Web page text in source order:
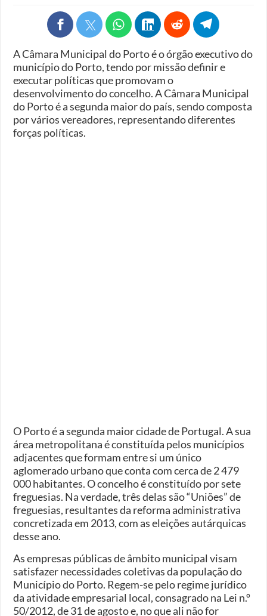
A Câmara Municipal do Porto é o órgão executivo do
município do Porto, tendo por missão definir e
executar políticas que promovam o
desenvolvimento do concelho. A Câmara Municipal
do Porto é a segunda maior do país, sendo composta
por vários vereadores, representando diferentes
forças políticas.
O Porto é a segunda maior cidade de Portugal. A sua
área metropolitana é constituída pelos municípios
adjacentes que formam entre si um único
aglomerado urbano que conta com cerca de 2 479
000 habitantes. O concelho é constituído por sete
freguesias. Na verdade, três delas são “Uniões” de
freguesias, resultantes da reforma administrativa
concretizada em 2013, com as eleições autárquicas
desse ano.
As empresas públicas de âmbito municipal visam
satisfazer necessidades coletivas da população do
Município do Porto. Regem-se pelo regime jurídico
da atividade empresarial local, consagrado na Lei n.º
50/2012, de 31 de agosto e, no que ali não for